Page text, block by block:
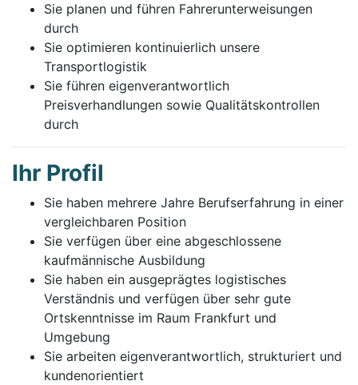
Sie planen und führen Fahrerunterweisungen
durch
Sie optimieren kontinuierlich unsere
Transportlogistik
Sie führen eigenverantwortlich
Preisverhandlungen sowie Qualitätskontrollen
durch
Ihr Profil
Sie haben mehrere Jahre Berufserfahrung in einer
vergleichbaren Position
Sie verfügen über eine abgeschlossene
kaufmännische Ausbildung
Sie haben ein ausgeprägtes logistisches
Verständnis und verfügen über sehr gute
Ortskenntnisse im Raum Frankfurt und
Umgebung
Sie arbeiten eigenverantwortlich, strukturiert und
kundenorientiert